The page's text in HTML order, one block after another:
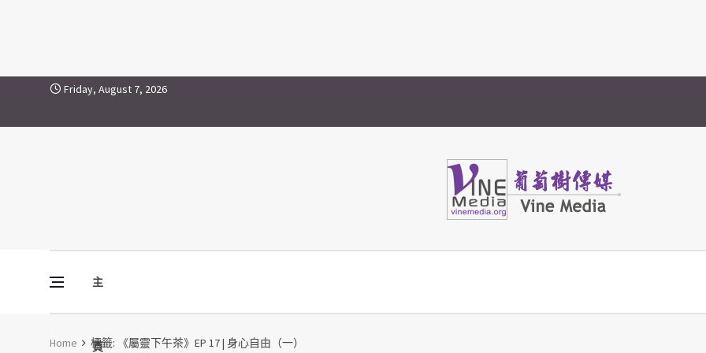
Skip to content
《屬靈下午茶》EP 17 | 身心自由（一）
Friday, August 7, 2026
主
頁
Vine Media
葡萄樹傳媒
Home 標籤: 《屬靈下午茶》EP 17 | 身心自由（一）